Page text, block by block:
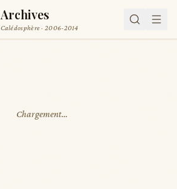
Archives
Calédosphère · 2006-2014
Chargement…